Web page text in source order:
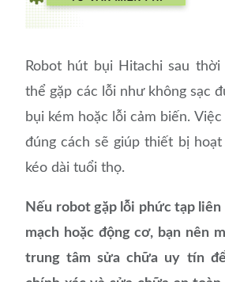
Robot hút bụi Hitachi sau thời
thể gặp các lỗi như không sạc
bụi kém hoặc lỗi cảm biến.
đúng cách sẽ giúp thiết bị
kéo dài tuổi thọ.
Nếu robot gặp lỗi phức tạp liên
mạch hoặc động cơ, bạn nên
trung tâm sửa chữa uy tín